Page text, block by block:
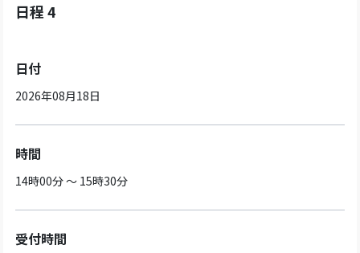
日程 4
日付
2026年08月18日
時間
14時00分 ～ 15時30分
受付時間